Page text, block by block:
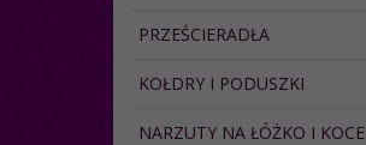
PRZEŚCIERADŁA
KOŁDRY I PODUSZKI
NARZUTY NA ŁÓŻKO I KOCE